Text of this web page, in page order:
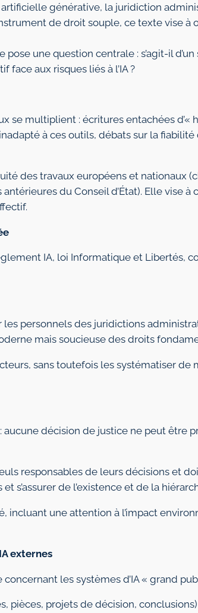
générative, la juridiction
de droit souple, ce texte vise
une question centrale : s’agit-il
face aux risques liés à l’IA ?
se multiplient : écritures entachées d’«
à ces outils, débats sur la
des travaux européens et nationaux
du Conseil d’État). Elle vise
IA, loi Informatique et Libertés,
personnels des juridictions
mais soucieuse des droits
sans toutefois les systématiser de
décision de justice ne peut être
responsables de leurs décisions et
s’assurer de l’existence et de la
incluant une attention à l’impact
externes
les systèmes d’IA « grand
pièces, projets de décision,